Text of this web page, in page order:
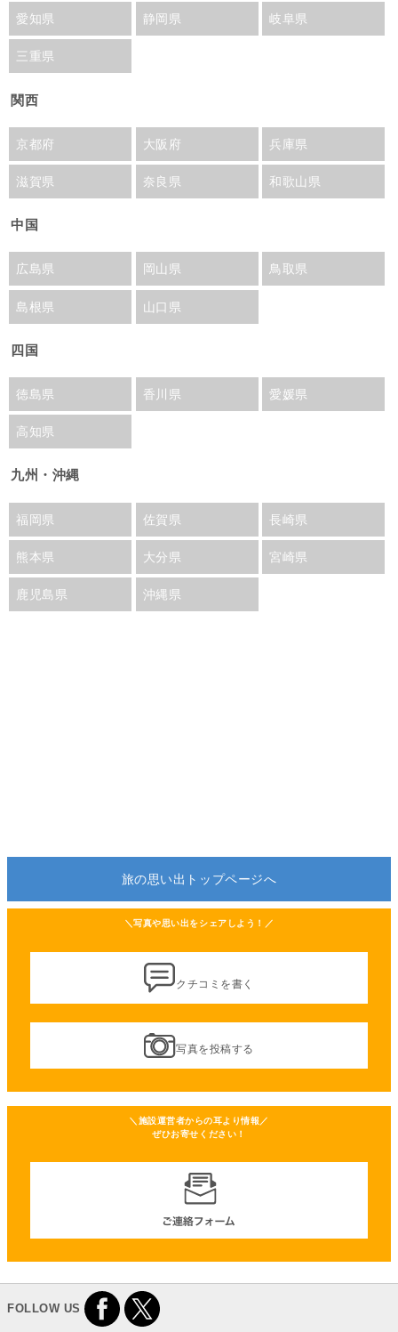
愛知県 静岡県 岐阜県
三重県
関西
京都府 大阪府 兵庫県
滋賀県 奈良県 和歌山県
中国
広島県 岡山県 鳥取県
島根県 山口県
四国
徳島県 香川県 愛媛県
高知県
九州・沖縄
福岡県 佐賀県 長崎県
熊本県 大分県 宮崎県
鹿児島県 沖縄県
旅の思い出トップページへ
＼写真や思い出をシェアしよう！／
クチコミを書く
写真を投稿する
＼施設運営者からの耳より情報／
ぜひお寄せください！
FOLLOW US